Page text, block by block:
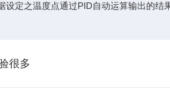
定之温度点通过PID自动运算输出的结
很多